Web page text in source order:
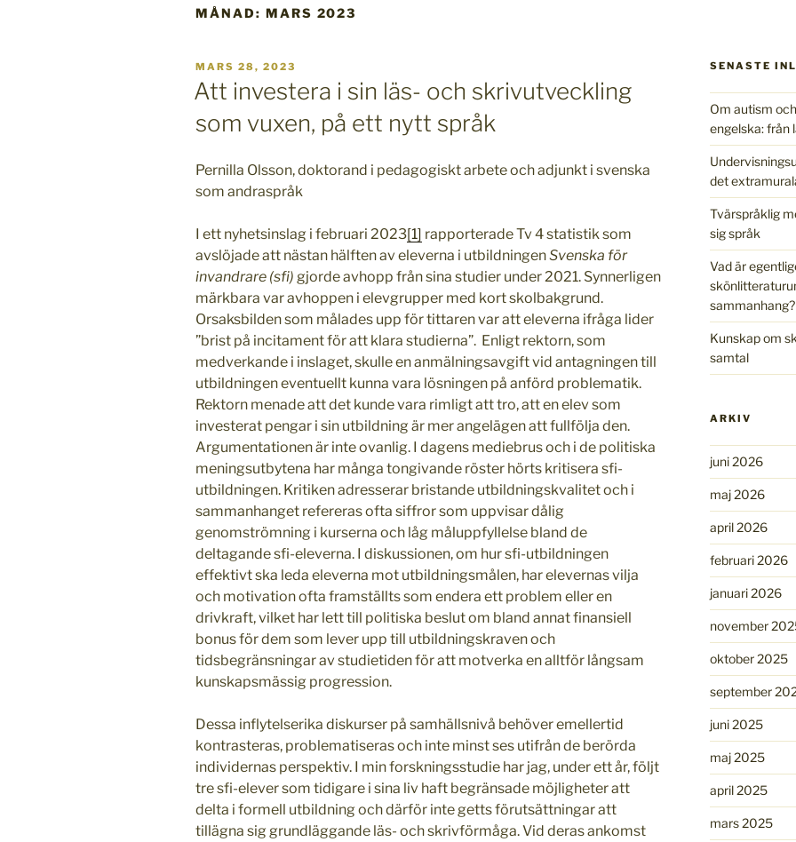
MÅNAD: MARS 2023
PUBLICERAT
MARS 28, 2023
Att investera i sin läs- och skrivutveckling
som vuxen, på ett nytt språk
Pernilla Olsson, doktorand i pedagogiskt arbete och adjunkt i svenska
som andraspråk
I ett nyhetsinslag i februari 2023[1] rapporterade Tv 4 statistik som
avslöjade att nästan hälften av eleverna i utbildningenSvenska för
invandrare (sfi) gjorde avhopp från sina studier under 2021. Synnerligen
märkbara var avhoppen i elevgrupper med kort skolbakgrund.
Orsaksbilden som målades upp för tittaren var att eleverna ifråga lider
”brist på incitament för att klara studierna”. Enligt rektorn, som
medverkande i inslaget, skulle en anmälningsavgift vid antagningen till
utbildningen eventuellt kunna vara lösningen på anförd problematik.
Rektorn menade att det kunde vara rimligt att tro, att en elev som
investerat pengar i sin utbildning är mer angelägen att fullfölja den.
Argumentationen är inte ovanlig. I dagens mediebrus och i de politiska
meningsutbytena har många tongivande röster hörts kritisera sfi-
utbildningen. Kritiken adresserar bristande utbildningskvalitet och i
sammanhanget refereras ofta siffror som uppvisar dålig
genomströmning i kurserna och låg måluppfyllelse bland de
deltagande sfi-eleverna. I diskussionen, om hur sfi-utbildningen
effektivt ska leda eleverna mot utbildningsmålen, har elevernas vilja
och motivation ofta framställts som endera ett problem eller en
drivkraft, vilket har lett till politiska beslut om bland annat finansiell
bonus för dem som lever upp till utbildningskraven och
tidsbegränsningar av studietiden för att motverka en alltför långsam
kunskapsmässig progression.
Dessa inflytelserika diskurser på samhällsnivå behöver emellertid
kontrasteras, problematiseras och inte minst ses utifrån de berörda
individernas perspektiv. I min forskningsstudie har jag, under ett år, följt
tre sfi-elever som tidigare i sina liv haft begränsade möjligheter att
delta i formell utbildning och därför inte getts förutsättningar att
tillägna sig grundläggande läs- och skrivförmåga. Vid deras ankomst
SENASTE
Om autism
engelska: från
det
Tvärspråklig
sig språk
Vad är
sammanhang?
Kunskap om
samtal
ARKIV
juni 2026
maj 2026
april 2026
februari 2026
januari 2026
november
oktober 2025
september
juni 2025
maj 2025
april 2025
mars 2025